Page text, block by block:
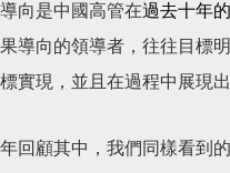
向是中國高管在過去十年
導向的領導者，往往目標
實現，並且在過程中展現
回顧其中，我們同樣看到